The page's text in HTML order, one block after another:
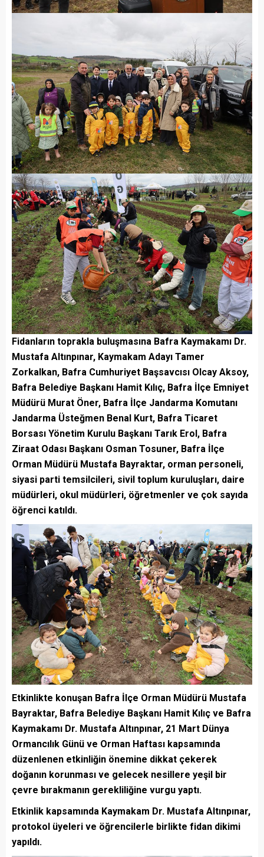
Fidanların toprakla buluşmasına Bafra Kaymakamı Dr.
Mustafa Altınpınar, Kaymakam Adayı Tamer
Zorkalkan, Bafra Cumhuriyet Başsavcısı Olcay Aksoy,
Bafra Belediye Başkanı Hamit Kılıç, Bafra İlçe Emniyet
Müdürü Murat Öner, Bafra İlçe Jandarma Komutanı
Jandarma Üsteğmen Benal Kurt, Bafra Ticaret
Borsası Yönetim Kurulu Başkanı Tarık Erol, Bafra
Ziraat Odası Başkanı Osman Tosuner, Bafra İlçe
Orman Müdürü Mustafa Bayraktar, orman personeli,
siyasi parti temsilcileri, sivil toplum kuruluşları, daire
müdürleri, okul müdürleri, öğretmenler ve çok sayıda
öğrenci katıldı.
Etkinlikte konuşan Bafra İlçe Orman Müdürü Mustafa
Bayraktar, Bafra Belediye Başkanı Hamit Kılıç ve Bafra
Kaymakamı Dr. Mustafa Altınpınar, 21 Mart Dünya
Ormancılık Günü ve Orman Haftası kapsamında
düzenlenen etkinliğin önemine dikkat çekerek
doğanın korunması ve gelecek nesillere yeşil bir
çevre bırakmanın gerekliliğine vurgu yaptı.
Etkinlik kapsamında Kaymakam Dr. Mustafa Altınpınar,
protokol üyeleri ve öğrencilerle birlikte fidan dikimi
yapıldı.